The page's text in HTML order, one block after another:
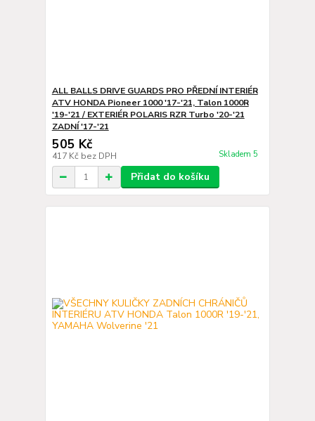
ALL BALLS DRIVE GUARDS PRO PŘEDNÍ INTERIÉR
ATV HONDA Pioneer 1000 '17-'21, Talon 1000R
'19-'21 / EXTERIÉR POLARIS RZR Turbo '20-'21
ZADNÍ '17-'21
505 Kč
417 Kč bez DPH Skladem 5
Přidat do košíku